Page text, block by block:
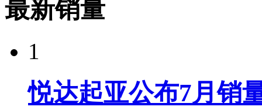
最新销量
1
悦达起亚公布7月销